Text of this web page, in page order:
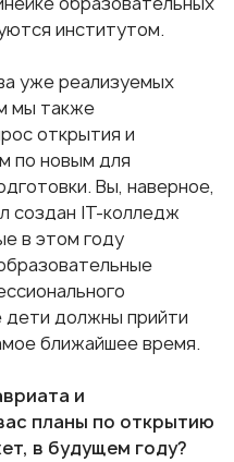
институтом.
уже реализуемых
мы также
открытия и
по новым для
Вы, наверное,
создан IT-колледж
в этом году
дети должны прийти
ближайшее время.
и
планы по открытию
в будущем году?